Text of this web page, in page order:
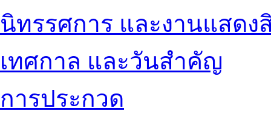
นิทรรศการ และงานแสดง
เทศกาล และวันสำคัญ
การประกวด